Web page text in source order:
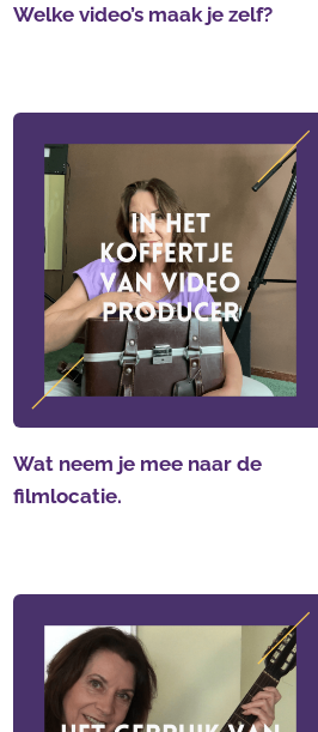
Welke video’s maak je zelf?
Wat neem je mee naar de
filmlocatie.